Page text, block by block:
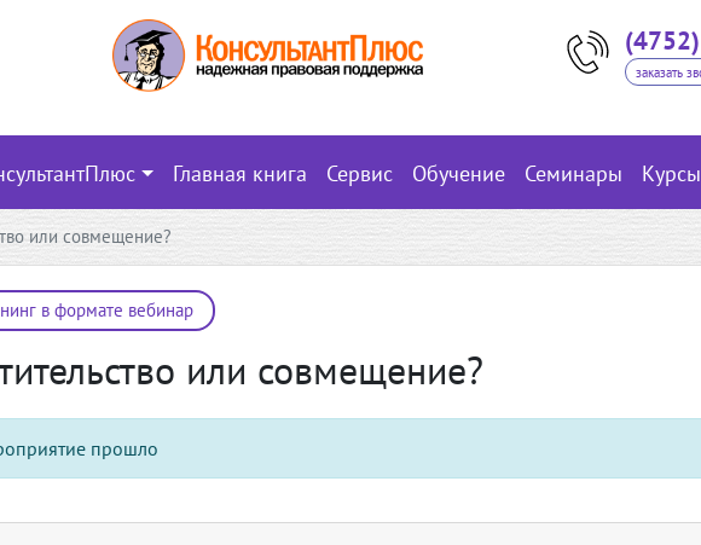
заказать
Главная книга Сервис Обучение Семинары
или совмещение?
в формате вебинар
или совмещение?
прошло